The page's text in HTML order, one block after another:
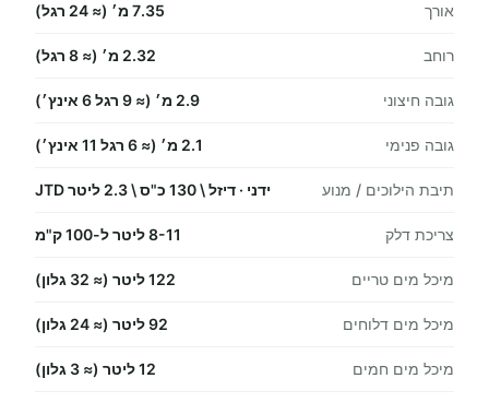
אורך 7.35 מ׳ (≈ 24 רגל)
רוחב 2.32 מ׳ (≈ 8 רגל)
גובה חיצוני 2.9 מ׳ (≈ 9 רגל 6 אינץ׳)
גובה פנימי 2.1 מ׳ (≈ 6 רגל 11 אינץ׳)
תיבת הילוכים / מנוע ידני · דיזל \ 130 כ"ס \ 2.3 ליטר JTD
צריכת דלק 8-11 ליטר ל-100 ק"מ
מיכל מים טריים 122 ליטר (≈ 32 גלון)
מיכל מים דלוחים 92 ליטר (≈ 24 גלון)
מיכל מים חמים 12 ליטר (≈ 3 גלון)